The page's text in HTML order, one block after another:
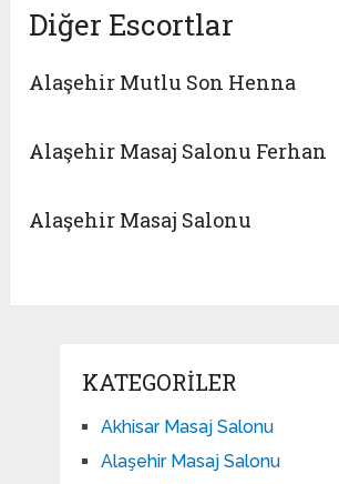
Diğer Escortlar
Alaşehir Mutlu Son Henna
Alaşehir Masaj Salonu Ferhan
Alaşehir Masaj Salonu
KATEGORILER
Akhisar Masaj Salonu
Alaşehir Masaj Salonu